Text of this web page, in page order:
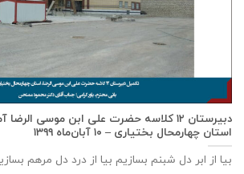
دبيرستان ١٢ كلاسه حضرت علی ابن موسی الرضا
استان چهارمحال بختياری – ۱۰ آبان‌ماه ۱۳۹۹
بیا از ابر دل شبنم بسازیم بیا از درد دل مرهم